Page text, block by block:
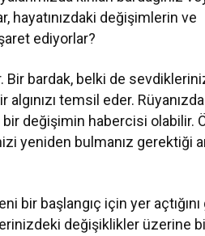
hayatınızdaki değişimlerin ve
ediyorlar?
Bir bardak, belki de
temsil eder.
bir değişimin habercisi olabilir.
yeniden bulmanız gerektiği
bir başlangıç için yer
değişiklikler üzerine